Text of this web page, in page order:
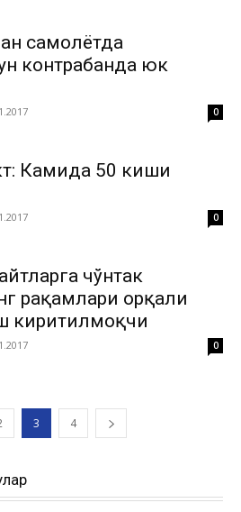
самолётда
контрабанда юк
0
Камида 50 киши
0
чўнтак
рақамлари орқали
киритилмоқчи
0
3 4